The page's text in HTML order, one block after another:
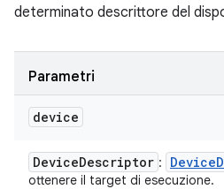
determinato descrittore del
Parametri
device
DeviceDescriptor : Device
ottenere il target di esecuzione.